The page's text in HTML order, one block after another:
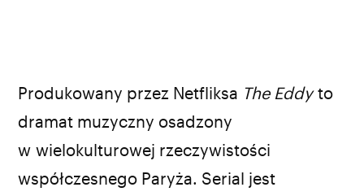
Produkowany przez Netfliksa The Eddyto
dramat muzyczny osadzony
w wielokulturowej rzeczywistości
współczesnego Paryża. Serial jest